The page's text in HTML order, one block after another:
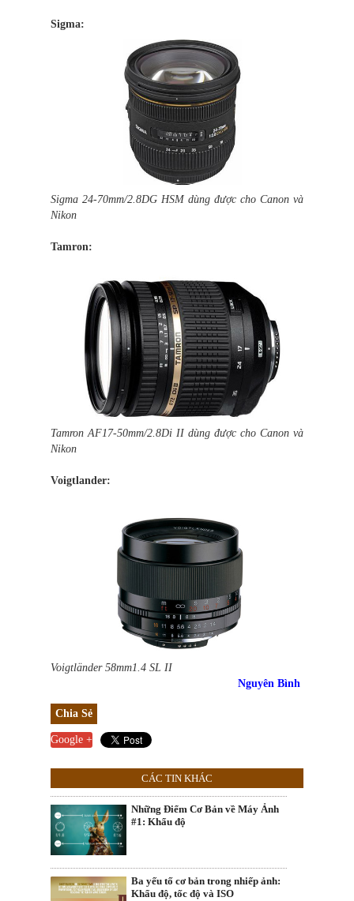
Sigma:
Sigma 24-70mm/2.8DG HSM dùng được cho Canon và
Nikon
Tamron:
Tamron AF17-50mm/2.8Di II dùng được cho Canon và
Nikon
Voigtlander:
Voigtländer 58mm1.4 SL II
Nguyên Bình
Chia Sẻ
Google +
CÁC TIN KHÁC
Những Điểm Cơ Bản về Máy Ảnh
#1: Khẩu độ
Ba yếu tố cơ bản trong nhiếp ảnh:
Khẩu độ, tốc độ và ISO